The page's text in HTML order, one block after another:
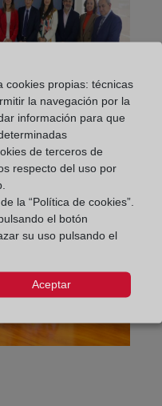
cookies propias: técnicas
la navegación por la
información para que
de terceros de
respecto del uso por
la “Política de cookies”.
el botón
su uso pulsando el
Aceptar